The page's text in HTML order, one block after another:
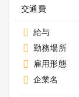
交通費
給与
勤務場所
雇用形態
企業名